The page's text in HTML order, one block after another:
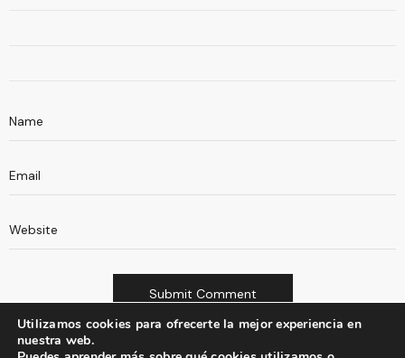
Utilizamos cookies para ofrecerte la mejor experiencia en
nuestra web.